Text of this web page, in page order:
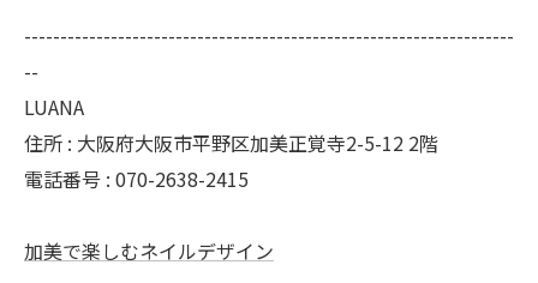
--------------------------------------------------------------------
--
LUANA
住所 : 大阪府大阪市平野区加美正覚寺2-5-12 2階
電話番号 : 070-2638-2415
加美で楽しむネイルデザイン